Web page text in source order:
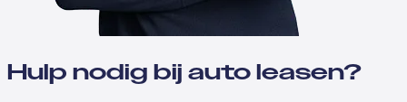
Hulp nodig bij auto leasen?